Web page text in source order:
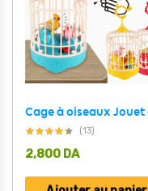
(13)
2,800 DA